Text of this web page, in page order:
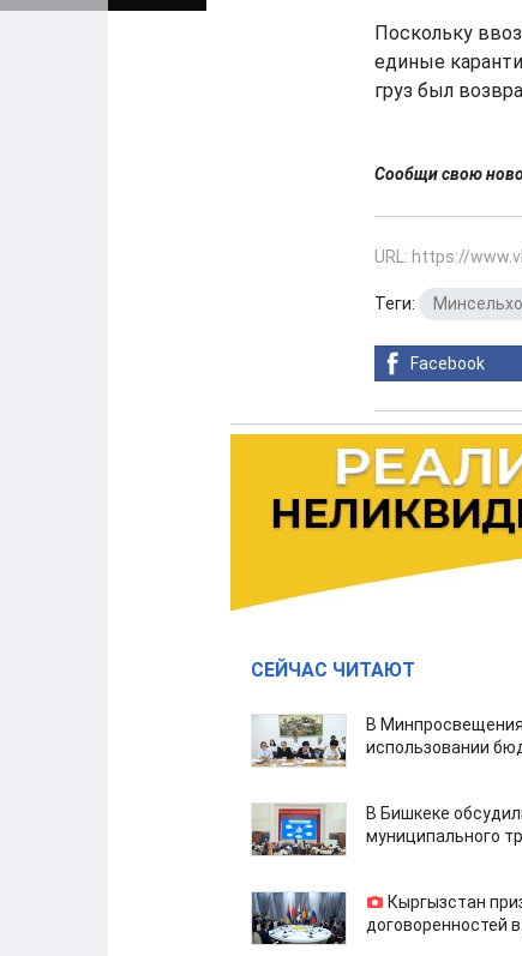
Поскольку
единые
груз был
Сообщи свою
URL: https://
Теги:
Facebook
СЕЙЧАС ЧИТАЮТ
В
использовании
В Бишкеке
муниципального
Кыргызстан
договоренностей